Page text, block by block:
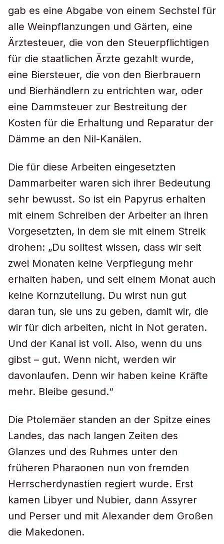
gab es eine Abgabe von einem Sechstel für
alle Weinpflanzungen und Gärten, eine
Ärztesteuer, die von den Steuerpflichtigen
für die staatlichen Ärzte gezahlt wurde,
eine Biersteuer, die von den Bierbrauern
und Bierhändlern zu entrichten war, oder
eine Dammsteuer zur Bestreitung der
Kosten für die Erhaltung und Reparatur der
Dämme an den Nil-Kanälen.
Die für diese Arbeiten eingesetzten
Dammarbeiter waren sich ihrer Bedeutung
sehr bewusst. So ist ein Papyrus erhalten
mit einem Schreiben der Arbeiter an ihren
Vorgesetzten, in dem sie mit einem Streik
drohen: „Du solltest wissen, dass wir seit
zwei Monaten keine Verpflegung mehr
erhalten haben, und seit einem Monat auch
keine Kornzuteilung. Du wirst nun gut
daran tun, sie uns zu geben, damit wir, die
wir für dich arbeiten, nicht in Not geraten.
Und der Kanal ist voll. Also, wenn du uns
gibst – gut. Wenn nicht, werden wir
davonlaufen. Denn wir haben keine Kräfte
mehr. Bleibe gesund.“
Die Ptolemäer standen an der Spitze eines
Landes, das nach langen Zeiten des
Glanzes und des Ruhmes unter den
früheren Pharaonen nun von fremden
Herrscherdynastien regiert wurde. Erst
kamen Libyer und Nubier, dann Assyrer
und Perser und mit Alexander dem Großen
die Makedonen.